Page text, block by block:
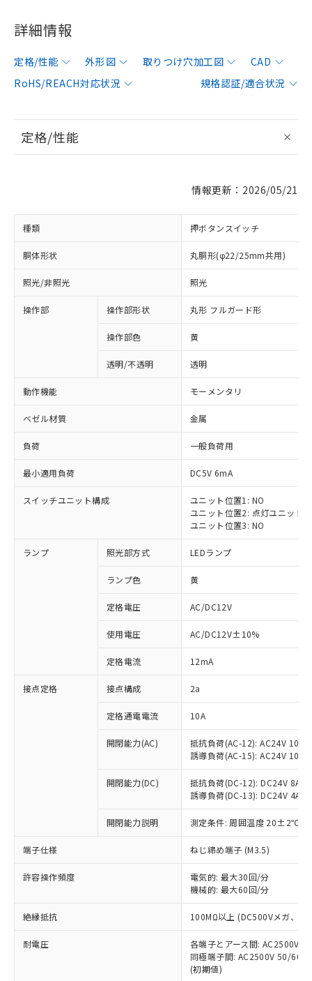
詳細情報
定格/性能 外形図 取りつけ穴加工図
CAD
RoHS/REACH対応状況
規格認証/適合状況
定格/性能
情報更新：2026/05/21
種類 押ボタンスイッチ
胴体形状 丸胴形(φ22/25mm共用)
照光/非照光 照光
操作部 操作部形状 丸形 フルガード形
操作部色 黄
透明/不透明 透明
動作機能 モーメンタリ
ベゼル材質 金属
負荷 一般負荷用
最小適用負荷 DC5V 6mA
スイッチユニット構成
ユニット位置1: NO
ユニット位置2: 点灯ユニット
ユニット位置3: NO
ランプ 照光部方式 LEDランプ
ランプ色 黄
定格電圧 AC/DC12V
使用電圧 AC/DC12V±10%
定格電流 12mA
接点定格 接点構成 2a
定格通電電流 10A
開閉能力(AC)
抵抗負荷(AC-12): AC24V 10A/
誘導負荷(AC-15): AC24V
開閉能力(DC)
抵抗負荷(DC-12): DC24V 8A/
誘導負荷(DC-13): DC24V 4A/
開閉能力説明 測定条件: 周囲温度 20±2℃、
端子仕様 ねじ締め端子 (M3.5)
許容操作頻度
電気的: 最大30回/分
機械的: 最大60回/分
絶縁抵抗 100MΩ以上 (DC500Vメガ、点
耐電圧
各端子とアース間: AC2500V
同極端子間: AC2500V 50/
(初期値)
ご利用条件
以下の条件をお読みいただき、同意のうえ
ご利用ください。
本サービスは、当社制御機器事業取扱
商品の当社在庫状況および標準価格
(税抜)を提供させていただくもので
当社制御機器事業取扱商品の中には、
本サービスの対象外となる商品もある
ことをご了承ください。
在庫状況および標準価格照会結果は、
記載している更新日時点での社内デー
タに基づき作成されるものであり、閲
覧された時点での実際の在庫および標
準価格とは異なる場合があることをご
※1 対応状況
対応済み：EU RoHS指令（10物質）の
非含有に対応した製品が提供可能な商品で
す。
対応予定：EU RoHS指令（10物質）の非含
有に対応した製品に切り替える予定のある
対応予定なし：EU RoHS指令（10物質）の
非含有に非対応の商品で、対応品を出す予
定はありません。
調査・確認中：EU RoHS指令（10物質）の
非含有の対応状況を調査中または確認中の
非該当品：ライセンス料など無形物で、有
害物質有無と関係のない商品です。
仕入先様の事情により、非含有部品として
いたものが、含有品と判明した場合などや
むを得ず変更することがあります。
六価クロム(Cr(Ⅵ)) 1000ppm以下、ポリ臭化ビフェニル
類(PBB) 1000ppm以下、ポリ臭化ジフェニルエーテル類
「○」：最大均質材料含有率が中国RoHSの
基準値以下であることを示します。
「×」：最大均質材料含有率が中国RoHSの
基準値を超えていることを示します。
「－」：未確認です。当社販売部門へお問
*中国RoHS10物質の基準値 (GB/T26572)：
Pb(鉛) :1000ppm、 Hg(水銀) : 1000ppm、 Cd(カドミウ
Cr(Ⅵ)(六価クロム) : 1000ppm、 PBBs(ポリ臭化ビフェ
当社は、これら貴社製品のうち、外国
為替および外国貿易法に定める商品
（以下｢規制貨物等」という）を輸出
または国外への提供する場合は、日本
国政府の輸出許可(または役務取引許
可)を取得するなどの必要な手続きを